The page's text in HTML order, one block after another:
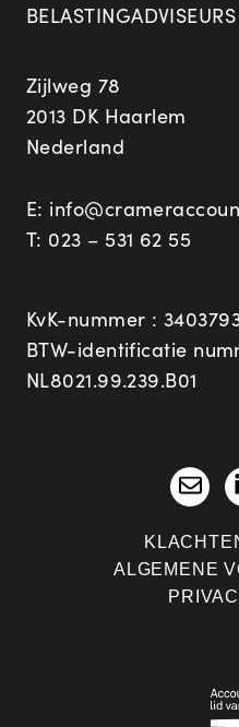
BELASTINGADVISEURS
Zijlweg 78
2013 DK Haarlem
Nederland
E:
T: 023 – 531 62 55
KvK-nummer :
BTW-identificatie
NL8021.99.239.B01
ALGEMENE